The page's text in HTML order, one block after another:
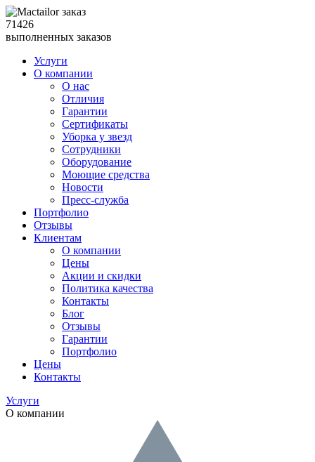
71426
выполненных заказов
Услуги
О компании
О нас
Отличия
Гарантии
Сертификаты
Уборка у звезд
Сотрудники
Оборудование
Моющие средства
Новости
Пресс-служба
Портфолио
Отзывы
Клиентам
О компании
Цены
Акции и скидки
Политика качества
Контакты
Блог
Отзывы
Гарантии
Портфолио
Цены
Контакты
Услуги
О компании